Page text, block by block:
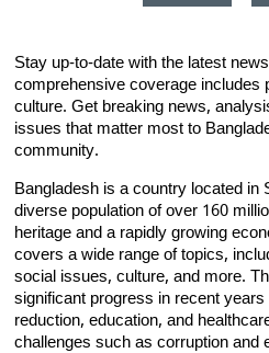
Stay up-to-date with the latest
comprehensive coverage includes
culture. Get breaking news,
issues that matter most to
community.
Bangladesh is a country located in
diverse population of over 160
heritage and a rapidly growing
covers a wide range of topics,
social issues, culture, and more.
significant progress in recent
reduction, education, and
challenges such as corruption and